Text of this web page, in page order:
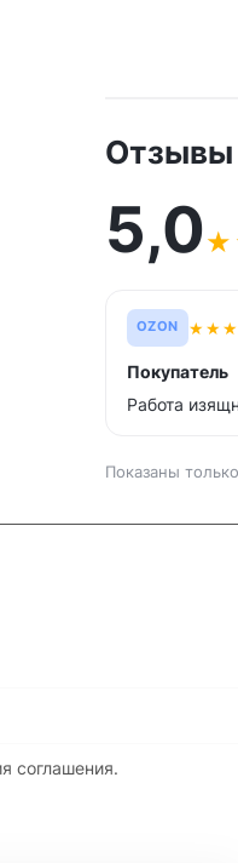
Отзывы
5,0★
OZON ★★★
Покупатель
Работа
Показаны
соглашения.